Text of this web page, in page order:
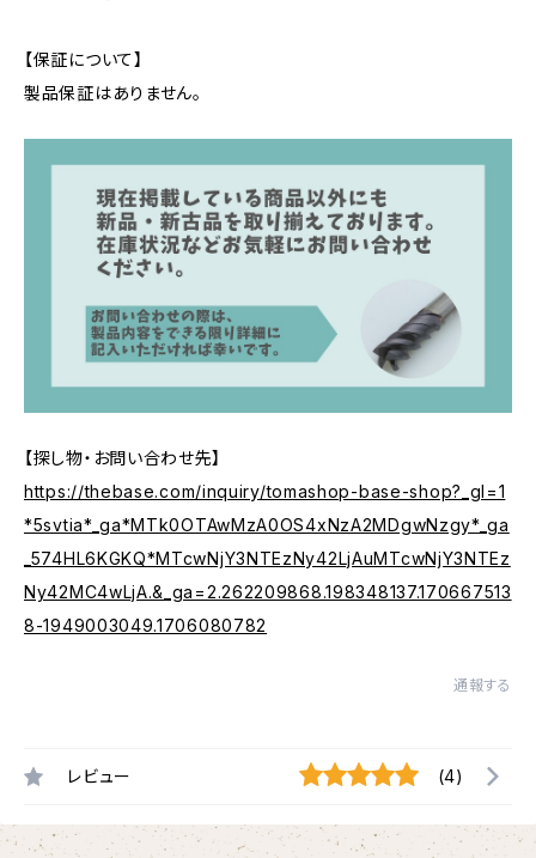
【保証について】
製品保証はありません。
【探し物・お問い合わせ先】
https://thebase.com/inquiry/tomashop-base-shop?_gl=1
*5svtia*_ga*MTk0OTAwMzA0OS4xNzA2MDgwNzgy*_ga
_574HL6KGKQ*MTcwNjY3NTEzNy42LjAuMTcwNjY3NTEz
Ny42MC4wLjA.&_ga=2.262209868.198348137.170667513
8-1949003049.1706080782
通報する
レビュー (4)